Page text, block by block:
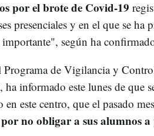
por el brote de Covid-19
presenciales y en el que se
según ha
de Vigilancia y
, ha informado este lunes de que
este centro, que el pasado
no obligar a sus alumnos